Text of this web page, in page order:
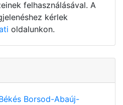
felhasználásával. A
kérlek
oldalunkon.
Borsod-Abaúj-